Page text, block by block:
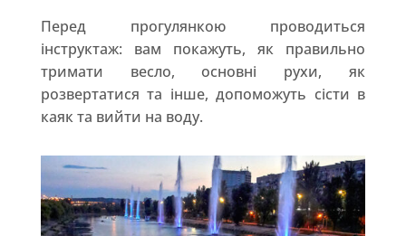
Перед прогулянкою проводиться
інструктаж: вам покажуть, як правильно
тримати весло, основні рухи, як
розвертатися та інше, допоможуть сісти в
каяк та вийти на воду.